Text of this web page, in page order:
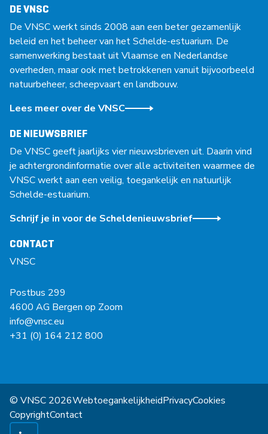
DE VNSC
De VNSC werkt sinds 2008 aan een beter gezamenlijk
beleid en het beheer van het Schelde-estuarium. De
samenwerking bestaat uit Vlaamse en Nederlandse
overheden, maar ook met betrokkenen vanuit bijvoorbeeld
natuurbeheer, scheepvaart en landbouw.
Lees meer over de VNSC
DE NIEUWSBRIEF
De VNSC geeft jaarlijks vier nieuwsbrieven uit. Daarin vind
je achtergrondinformatie over alle activiteiten waarmee de
VNSC werkt aan een veilig, toegankelijk en natuurlijk
Schelde-estuarium.
Schrijf je in voor de Scheldenieuwsbrief
CONTACT
VNSC
Postbus 299
4600 AG Bergen op Zoom
info@vnsc.eu
+31 (0) 164 212 800
© VNSC 2026WebtoegankelijkheidPrivacyCookies
CopyrightContact